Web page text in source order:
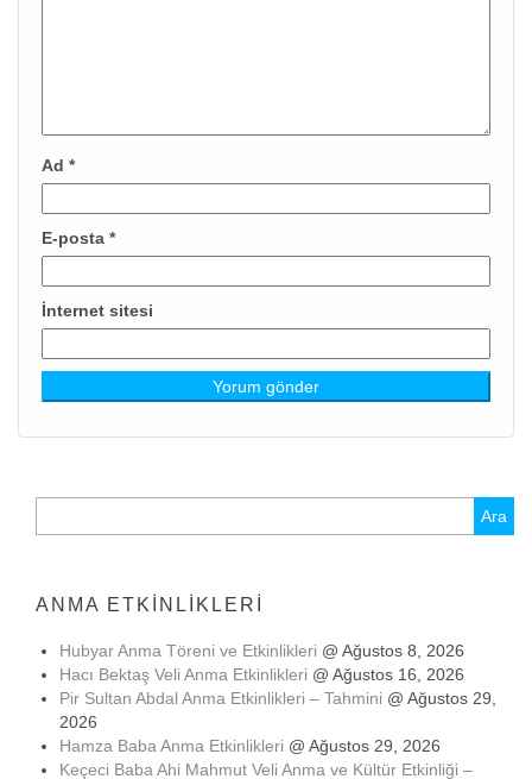
Ad *
E-posta *
İnternet sitesi
ANMA ETKINLIKLERI
Hubyar Anma Töreni ve Etkinlikleri @ Ağustos 8, 2026
Hacı Bektaş Veli Anma Etkinlikleri @ Ağustos 16, 2026
Pir Sultan Abdal Anma Etkinlikleri – Tahmini @ Ağustos 29,
2026
Hamza Baba Anma Etkinlikleri @ Ağustos 29, 2026
Keçeci Baba Ahi Mahmut Veli Anma ve Kültür Etkinliği –